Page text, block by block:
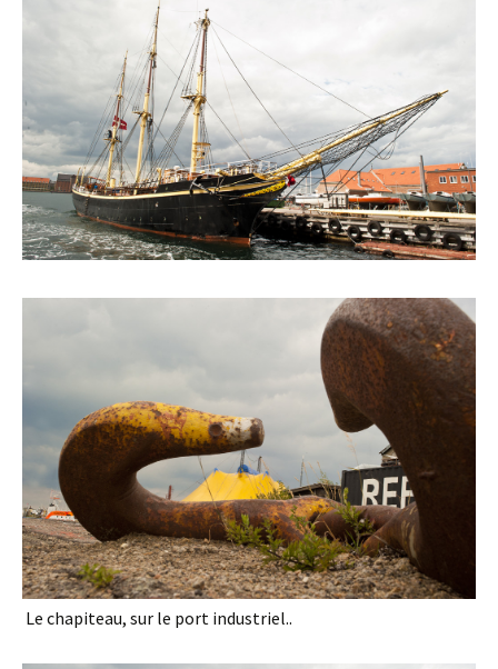
Le chapiteau, sur le port industriel..